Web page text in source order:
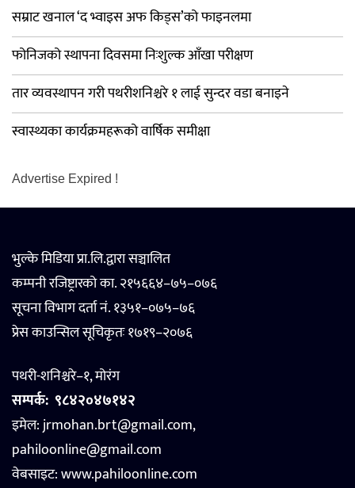
सम्राट खनाल ‘द भ्वाइस अफ किड्स’को फाइनलमा
फोनिजको स्थापना दिवसमा निःशुल्क आँखा परीक्षण
तार व्यवस्थापन गरी पथरीशनिश्चरे १ लाई सुन्दर वडा बनाइने
स्वास्थ्यका कार्यक्रमहरूको वार्षिक समीक्षा
Advertise Expired !
भुल्के मिडिया प्रा.लि.द्वारा सञ्चालित
कम्पनी रजिष्ट्रारको का. २१५६६४–७५–०७६
सूचना विभाग दर्ता नं. १३५१–०७५–७६
प्रेस काउन्सिल सूचिकृतः १७१९–२०७६
पथरी-शनिश्चरे–१, मोरंग
सम्पर्क: ९८४२०४७१४२
इमेल: jrmohan.brt@gmail.com,
pahiloonline@gmail.com
वेबसाइट:www.pahiloonline.com